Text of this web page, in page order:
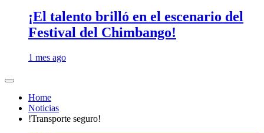
¡El talento brilló en el escenario del
Festival del Chimbango!
1 mes ago
Home
Noticias
!Transporte seguro!